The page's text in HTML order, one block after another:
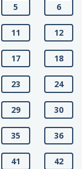
5 6
11 12
17 18
23 24
29 30
35 36
41 42